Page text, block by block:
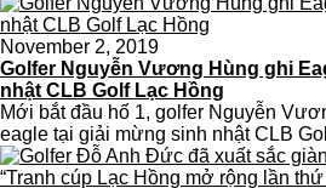
November 2, 2019
Golfer Nguyễn Vương Hùng ghi
nhật CLB Golf Lạc Hồng
Mới bắt đầu hố 1, golfer Nguyễn
eagle tại giải mừng sinh nhật CLB